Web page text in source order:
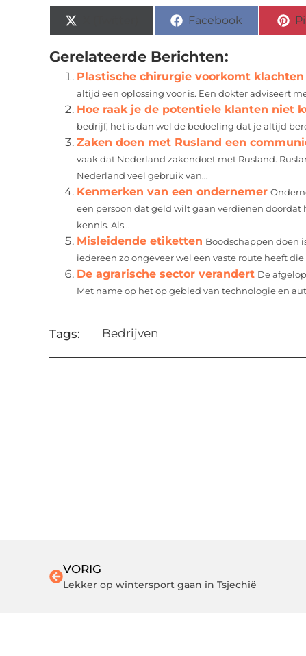
Facebook
Gerelateerde Berichten:
Plastische chirurgie voorkomt klachten
altijd een oplossing voor is. Een dokter adviseert
Hoe raak je de potentiele klanten niet
bedrijf, het is dan wel de bedoeling dat je altijd
Zaken doen met Rusland een
vaak dat Nederland zakendoet met Rusland.
Nederland veel gebruik van...
Kenmerken van een ondernemer
een persoon dat geld wilt gaan verdienen
kennis. Als...
Misleidende etiketten Boodschappen doen
iedereen zo ongeveer wel een vaste route heeft die
De agrarische sector verandert De
Met name op het op gebied van technologie en
Tags: Bedrijven
VORIG
Lekker op wintersport gaan in Tsjechië